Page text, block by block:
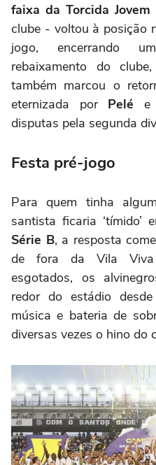
faixa da Torcida Jovem
clube - voltou à posição
jogo, encerrando
rebaixamento do
também marcou o
eternizada por Pelé e
disputas pela segunda
Festa pré-jogo
Para quem tinha
santista ficaria ‘tímido’
Série B, a resposta
de fora da Vila Viva
esgotados, os
redor do estádio
música e bateria de
diversas vezes o hino do